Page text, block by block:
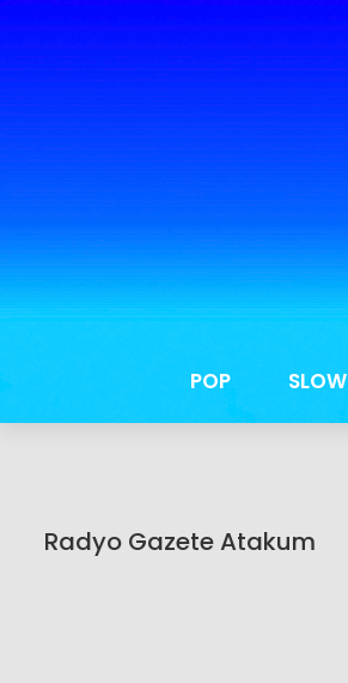
POP SLOW
Radyo Gazete Atakum